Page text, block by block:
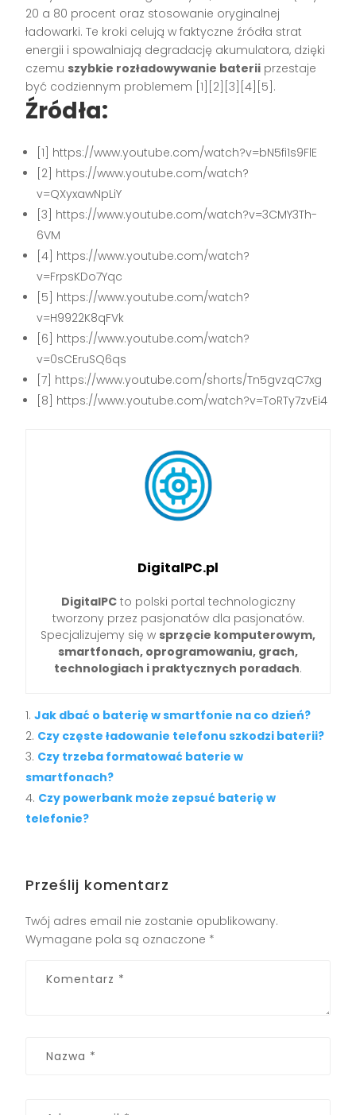
20 a 80 procent oraz stosowanie oryginalnej
ładowarki. Te kroki celują w faktyczne źródła strat
energii i spowalniają degradację akumulatora, dzięki
czemu szybkie rozładowywanie baterii przestaje
być codziennym problemem [1][2][3][4][5].
Źródła:
[1] https://www.youtube.com/watch?v=bN5fi1s9FlE
[2] https://www.youtube.com/watch?
v=QXyxawNpLiY
[3] https://www.youtube.com/watch?v=3CMY3Th-
6VM
[4] https://www.youtube.com/watch?
v=FrpsKDo7Yqc
[5] https://www.youtube.com/watch?
v=H9922K8qFVk
[6] https://www.youtube.com/watch?
v=0sCEruSQ6qs
[7] https://www.youtube.com/shorts/Tn5gvzqC7xg
[8] https://www.youtube.com/watch?v=ToRTy7zvEi4
DigitalPC.pl
DigitalPCto polski portal technologiczny
tworzony przez pasjonatów dla pasjonatów.
Specjalizujemy się w sprzęcie komputerowym,
smartfonach, oprogramowaniu, grach,
technologiach i praktycznych poradach.
Jak dbać o baterię w smartfonie na co dzień?
Czy częste ładowanie telefonu szkodzi baterii?
Czy trzeba formatować baterie w
smartfonach?
Czy powerbank może zepsuć baterię w
telefonie?
Prześlij komentarz
Twój adres email nie zostanie opublikowany.
Wymagane pola są oznaczone *